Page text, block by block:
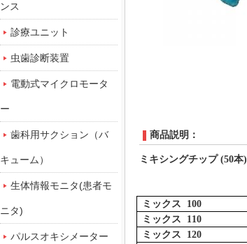
商品説明：
ミキシングチップ (50本)
ミックス 100
ミックス 110
ミックス 120
ンス
診療ユニット
虫歯診断装置
電動式マイクロモータ
ー
歯科用サクション（バ
キューム）
生体情報モニタ(患者モ
ニタ)
パルスオキシメーター